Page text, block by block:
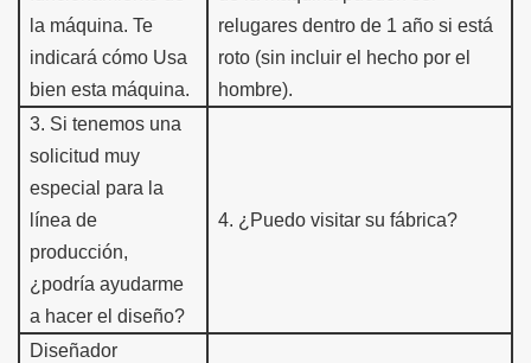
la máquina. Te
indicará cómo Usa
bien esta máquina.
re lugares dentro de 1 año si está
roto (sin incluir el hecho por el
hombre).
3. Si tenemos una
solicitud muy
especial para la
línea de
producción,
¿podría ayudarme
a hacer el diseño?
4. ¿Puedo visitar su fábrica?
Diseñador